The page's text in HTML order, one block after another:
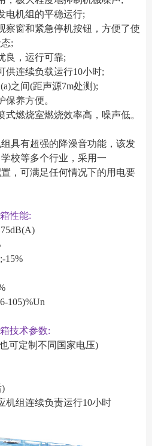
电机组的平稳运行;
察窗和紧急停机按钮，方便了使
;
良，运行可靠;
供连续负载运行10小时;
之间(距声源7m处测);
养方便。
燃烧室燃烧效率高，噪声低。
有超强的降澡音功能，该发
校等多个行业，采用一
，可满足任何情况下的用电要
性能:
15%
105)%Un
技术参数:
可定制不同国家电压)
)
机组连续负责运行10小时